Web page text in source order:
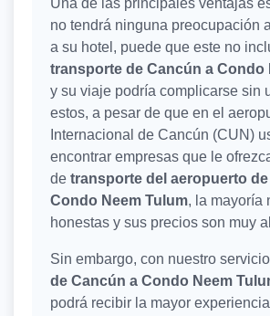
Una de las principales ventajas
no tendrá ninguna preocupación
a su hotel, puede que este no
transporte de Cancún a Condo
y su viaje podría complicarse sin
estos, a pesar de que en el
Internacional de Cancún (CUN)
encontrar empresas que le
de transporte del aeropuerto
Condo Neem Tulum, la mayoría
honestas y sus precios son muy
Sin embargo, con nuestro
de Cancún a Condo Neem
podrá recibir la mayor